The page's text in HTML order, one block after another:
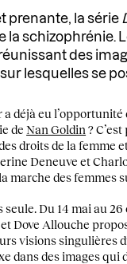
prenante, la série
la schizophrénie.
des
lesquelles se
déjà eu
deNan Goldin ?
droits de la femme
Deneuve et
marche des femmes
seule. Du 14 mai au
Dove Allouche
visions singulières
dans des images